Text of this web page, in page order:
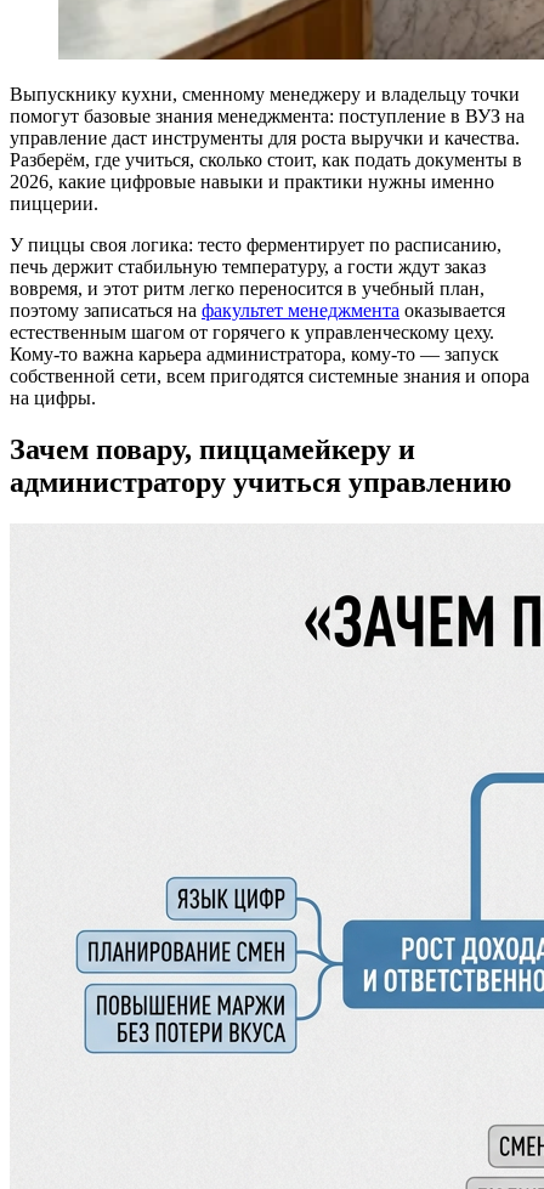
Выпускнику кухни, сменному менеджеру и владельцу точки
помогут базовые знания менеджмента: поступление в ВУЗ на
управление даст инструменты для роста выручки и качества.
Разберём, где учиться, сколько стоит, как подать документы в
2026, какие цифровые навыки и практики нужны именно
пиццерии.
У пиццы своя логика: тесто ферментирует по расписанию,
печь держит стабильную температуру, а гости ждут заказ
вовремя, и этот ритм легко переносится в учебный план,
поэтому записаться на факультет менеджмента оказывается
естественным шагом от горячего к управленческому цеху.
Кому-то важна карьера администратора, кому-то — запуск
собственной сети, всем пригодятся системные знания и опора
на цифры.
Зачем повару, пиццамейкеру и
администратору учиться управлению